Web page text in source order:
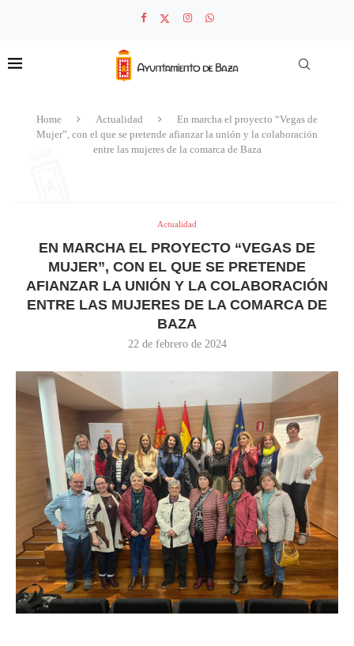
Home Actualidad
En marcha el proyecto “Vegas de
Mujer”, con el que se pretende afianzar la unión y la colaboración
entre las mujeres de la comarca de Baza
Actualidad
EN MARCHA EL PROYECTO “VEGAS DE
MUJER”, CON EL QUE SE PRETENDE
AFIANZAR LA UNIÓN Y LA COLABORACIÓN
ENTRE LAS MUJERES DE LA COMARCA DE
BAZA
22 de febrero de 2024